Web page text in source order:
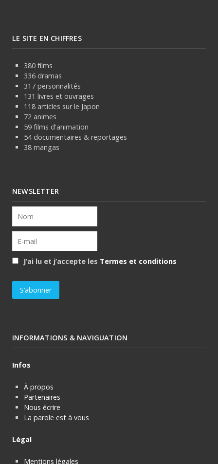
LE SITE EN CHIFFRES
380 films
336 dramas
317 personnalités
131 livres et ouvrages
118 articles sur le Japon
72 animes
59 films d'animation
54 documentaires & reportages
38 mangas
NEWSLETTER
J’ai lu et j’accepte les Termes et conditions
INFORMATIONS & NAVIGUATION
Infos
À propos
Partenaires
Nous écrire
La parole est à vous
Légal
Mentions légales